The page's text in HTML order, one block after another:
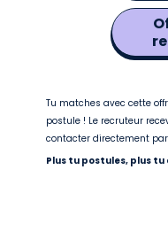
Tu matches avec cette
postule ! Le recruteur
contacter directement
Plus tu postules, plus